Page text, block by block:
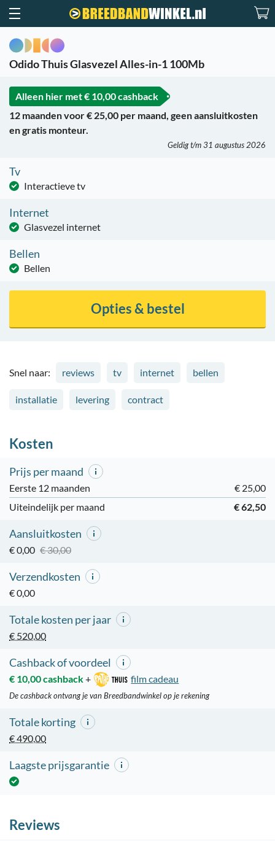
Odido Thuis Glasvezel Alles-in-1 100Mb
Alleen hier met€ 10,00 cashback
12 maanden voor € 25,00 per maand, geen aansluitkosten
en gratis monteur.
Geldig t/m 31 augustus 2026
Tv
Interactieve tv
Internet
Glasvezel internet
Bellen
Bellen
Opties & bestel
Snel naar: reviews tv internet bellen
installatie levering contract
Kosten
Prijs per maand
Eerste 12 maanden
€ 25,00
Uiteindelijk per maand
€ 62,50
Aansluitkosten
€ 0,00 € 30,00
Verzendkosten
€ 0,00
Totale kosten per jaar
€ 520,00
Cashback of voordeel
€ 10,00 cashback+ film cadeau
De cashback ontvang je van Breedbandwinkel op je rekening
Totale korting
€ 490,00
Laagste prijsgarantie
Reviews